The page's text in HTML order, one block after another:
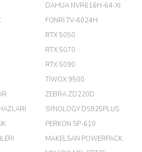
DAHUA NVR616H-64-XI
FONRİ TV-6024H
RTX 5050
RTX 5070
RTX 5090
TİWOX 9500
ZEBRA ZD220D
SYNOLOGY DS925PLUS
PERKON SP-610
MAKELSAN POWERPACK